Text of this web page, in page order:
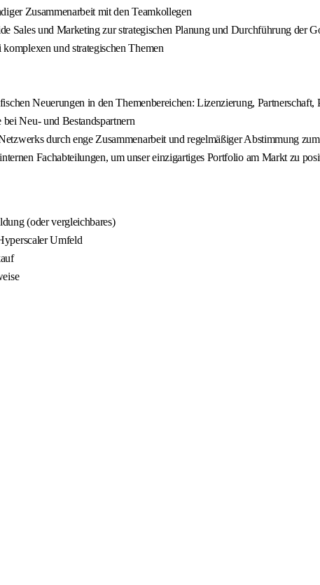
Zusammenarbeit mit den Teamkollegen
Sales und Marketing zur strategischen Planung und Durchführung der
und strategischen Themen
Neuerungen in den Themenbereichen: Lizenzierung,
Neu- und Bestandspartnern
durch enge Zusammenarbeit und regelmäßiger Abstimmung
Fachabteilungen, um unser einzigartiges Portfolio am Markt zu
(oder vergleichbares)
Umfeld